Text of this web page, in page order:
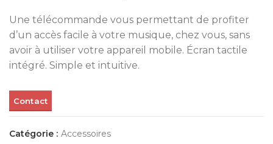
Une télécommande vous permettant de profiter
d’un accès facile à votre musique, chez vous, sans
avoir à utiliser votre appareil mobile. Écran tactile
intégré. Simple et intuitive.
Contact
Catégorie : Accessoires